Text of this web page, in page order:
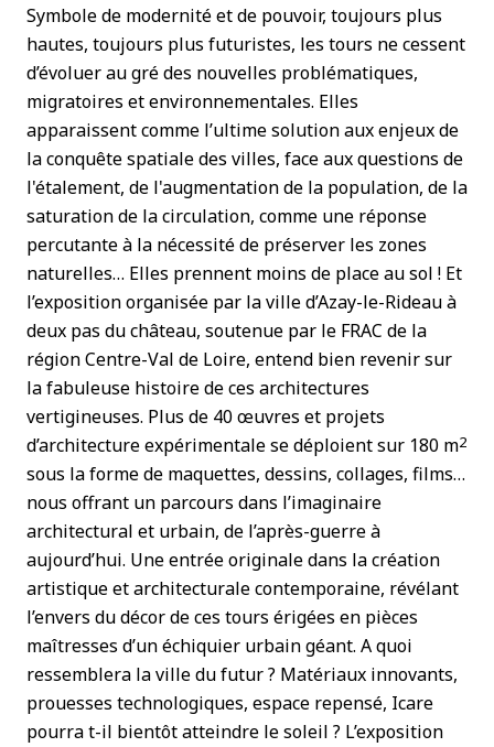
Symbole de modernité et de pouvoir, toujours plus
hautes, toujours plus futuristes, les tours ne cessent
d’évoluer au gré des nouvelles problématiques,
migratoires et environnementales. Elles
apparaissent comme l’ultime solution aux enjeux de
la conquête spatiale des villes, face aux questions de
l'étalement, de l'augmentation de la population, de la
saturation de la circulation, comme une réponse
percutante à la nécessité de préserver les zones
naturelles… Elles prennent moins de place au sol ! Et
l’exposition organisée par la ville d’Azay-le-Rideau à
deux pas du château, soutenue par le FRAC de la
région Centre-Val de Loire, entend bien revenir sur
la fabuleuse histoire de ces architectures
vertigineuses. Plus de 40 œuvres et projets
d’architecture expérimentale se déploient sur 180 m2
sous la forme de maquettes, dessins, collages, films…
nous offrant un parcours dans l’imaginaire
architectural et urbain, de l’après-guerre à
aujourd’hui. Une entrée originale dans la création
artistique et architecturale contemporaine, révélant
l’envers du décor de ces tours érigées en pièces
maîtresses d’un échiquier urbain géant. A quoi
ressemblera la ville du futur ? Matériaux innovants,
prouesses technologiques, espace repensé, Icare
pourra t-il bientôt atteindre le soleil ? L’exposition